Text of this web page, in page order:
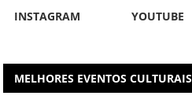
INSTAGRAM
YOUTUBE
MELHORES EVENTOS CULTURAIS